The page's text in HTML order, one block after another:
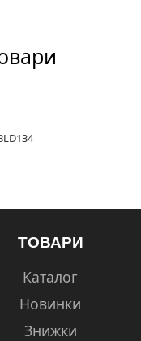
ТОВАРИ
Каталог
Новинки
Знижки